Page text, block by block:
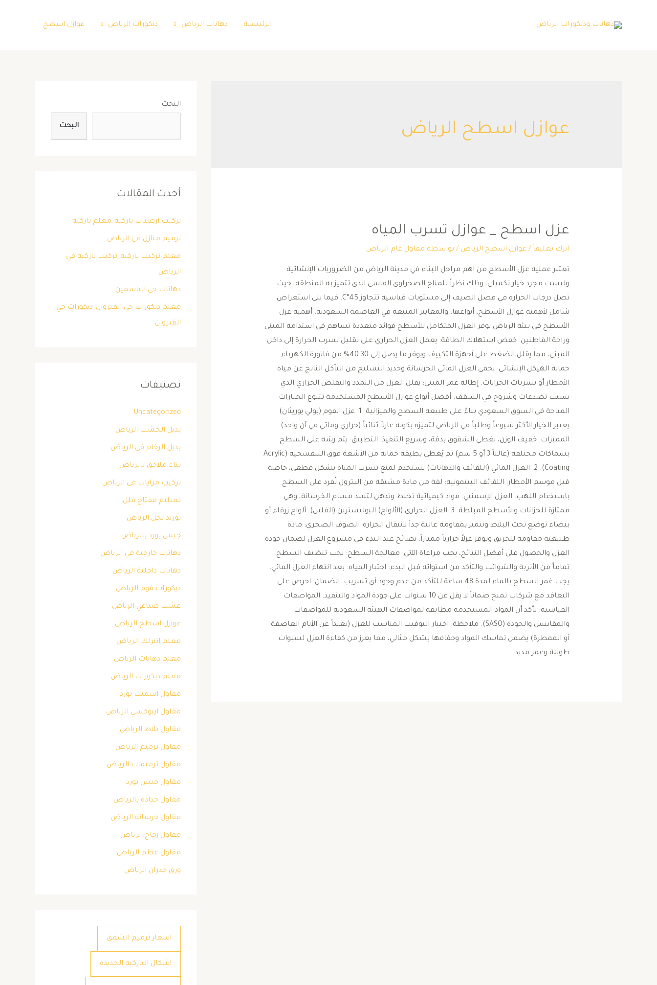
الرئيسية دهانات الرياض ديكورات الرياض عوازل اسطح
عوازل اسطح الرياض
عزل اسطح _ عوازل تسرب المياه
اترك تعليقاً / عوازل اسطح الرياض / بواسطة مقاول عام الرياض
تعتبر عملية عزل الأسطح من اهم مراحل البناء في مدينة الرياض من الضروريات الإنشائية
وليست مجرد خيار تكميلي، وذلك نظراً للمناخ الصحراوي القاسي الذي تتميز به المنطقة، حيث
تصل درجات الحرارة في فصل الصيف إلى مستويات قياسية تتجاوز 45°C. ​فيما يلي استعراض
شامل لأهمية عوازل الأسطح، أنواعها، والمعايير المتبعة في العاصمة السعودية. ​أهمية عزل
الأسطح في بيئة الرياض ​يوفر العزل المتكامل للأسطح فوائد متعددة تساهم في استدامة المبنى
وراحة القاطنين: ​خفض استهلاك الطاقة: يعمل العزل الحراري على تقليل تسرب الحرارة إلى داخل
المبنى، مما يقلل الضغط على أجهزة التكييف ويوفر ما يصل إلى 30-40% من فاتورة الكهرباء. ​
حماية الهيكل الإنشائي: يحمي العزل المائي الخرسانة وحديد التسليح من التآكل الناتج عن مياه
الأمطار أو تسربات الخزانات. ​إطالة عمر المبنى: يقلل العزل من التمدد والتقلص الحراري الذي
يسبب تصدعات وشروخ في السقف. ​أفضل أنواع عوازل الأسطح المستخدمة ​تتنوع الخيارات
المتاحة في السوق السعودي بناءً على طبيعة السطح والميزانية: ​1. عزل الفوم (بولي يوريثان) ​
يعتبر الخيار الأكثر شيوعاً وطلباً في الرياض لتميزه بكونه عازلاً ثنائياً (حراري ومائي في آن واحد). ​
المميزات: خفيف الوزن، يغطي الشقوق بدقة، وسريع التنفيذ. ​التطبيق: يتم رشه على السطح
بسماكات مختلفة (غالباً 3 أو 5 سم) ثم يُغطى بطبقة حماية من الأشعة فوق البنفسجية (Acrylic
Coating). ​2. العزل المائي (اللفائف والدهانات) ​يستخدم لمنع تسرب المياه بشكل قطعي، خاصة
قبل موسم الأمطار. ​اللفائف البيتمونية: لفة من مادة مشتقة من البترول تُفرد على السطح
باستخدام اللهب. ​العزل الإسمنتي: مواد كيميائية تخلط وتدهن لتسد مسام الخرسانة، وهي
ممتازة للخزانات والأسطح المبلطة. ​3. العزل الحراري (الألواح) ​البوليسترين (الفلين): ألواح زرقاء أو
بيضاء توضع تحت البلاط وتتميز بمقاومة عالية جداً لانتقال الحرارة. ​الصوف الصخري: مادة
طبيعية مقاومة للحريق وتوفر عزلاً حرارياً ممتازاً. ​نصائح عند البدء في مشروع العزل ​لضمان جودة
العزل والحصول على أفضل النتائج، يجب مراعاة الآتي: ​معالجة السطح: يجب تنظيف السطح
تماماً من الأتربة والشوائب والتأكد من استوائه قبل البدء. ​اختبار المياه: بعد انتهاء العزل المائي،
يجب غمر السطح بالماء لمدة 48 ساعة للتأكد من عدم وجود أي تسريب. ​الضمان: احرص على
التعاقد مع شركات تمنح ضماناً لا يقل عن 10 سنوات على جودة المواد والتنفيذ. ​المواصفات
القياسية: تأكد أن المواد المستخدمة مطابقة لمواصفات الهيئة السعودية للمواصفات
والمقاييس والجودة (SASO). ​ملاحظة: اختيار التوقيت المناسب للعزل (بعيداً عن الأيام العاصفة
أو الممطرة) يضمن تماسك المواد وجفافها بشكل مثالي، مما يعزز من كفاءة العزل لسنوات
طويلة وعمر مديد
البحث
البحث
أحدث المقالات
تركيب ارضيات باركية_معلم باركية
ترميم منازل في الرياض
معلم تركيب باركية_تركيب باركية في
الرياض
دهانات حي الياسمين
معلم ديكورات حي القيروان_ديكورات حي
القيروان
تصنيفات
Uncategorized
بديل الخشب الرياض
بديل الرخام في الرياض
بناء ملاحق بالرياض
تركيب مرايات في الرياض
تسليم مفتاح فلل
توريد نخل الرياض
جبس بورد بالرياض
دهانات خارجية في الرياض
دهانات داخلية الرياض
ديكورات فوم الرياض
عشب صناعي الرياض
عوازل اسطح الرياض
معلم انترلك الرياض
معلم دهانات الرياض
معلم ديكورات الرياض
مقاول اسمنت بورد
مقاول ايبوكسي الرياض
مقاول بلاط الرياض
مقاول ترميم الرياض
مقاول ترميمات الرياض
مقاول جبس بورد
مقاول حداده بالرياض
مقاول خرسانه الرياض
مقاول زجاج الرياض
مقاول عظم الرياض
ورق جدران الرياض
اسعار ترميم الشقق
اشكال الباركيه الجديدة